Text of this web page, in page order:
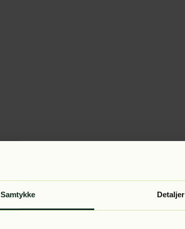
Samtykke Detaljer